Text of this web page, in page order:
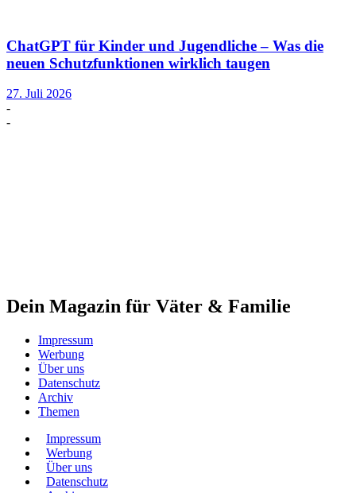
ChatGPT für Kinder und Jugendliche – Was die
neuen Schutzfunktionen wirklich taugen
27. Juli 2026
-
-
Dein Magazin für Väter & Familie
Impressum
Werbung
Über uns
Datenschutz
Archiv
Themen
Impressum
Werbung
Über uns
Datenschutz